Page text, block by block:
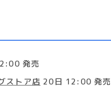
発売
ストア店 20日 12:00 発売